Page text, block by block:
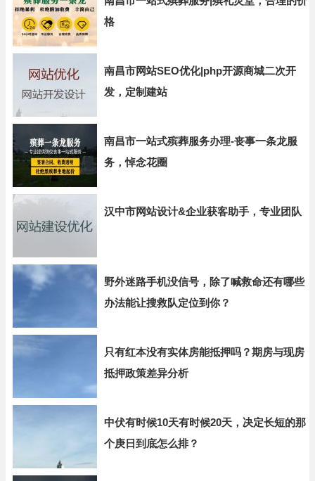
格
南昌市网站SEO优化|php开源商城二次开
发，定制建站
南昌市一站式殡葬服务办理-丧事一条龙服
务，悼念花圈
汉中市网站设计&企业获客助手，专业团队
野外迷路手机没信号，除了喊救命还有哪些
办法能让搜救队定位到你？
只有红本没有实体房能抵押吗？期房与现房
抵押政策差异分析
中伏有时候10天有时候20天，决定长短的那
个庚日到底怎么排？